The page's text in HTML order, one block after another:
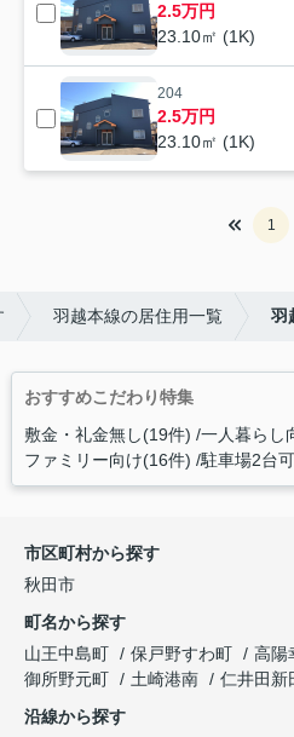
2.5万円
23.10㎡ (1K)
204
2.5万円
23.10㎡ (1K)
1
羽越本線の居住用一覧 羽
おすすめこだわり特集
敷金・礼金無し(19件) 一人暮らし
ファミリー向け(16件) 駐車場2台
市区町村から探す
秋田市
町名から探す
山王中島町
保戸野すわ町 高陽
御所野元町
土崎港南 仁井田新
沿線から探す